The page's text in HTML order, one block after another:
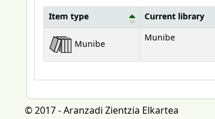
Holdings
Item type Current library
Munibe
Munibe
© 2017 - Aranzadi Zientzia Elkartea